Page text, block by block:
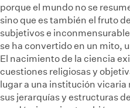
porque el mundo no se
sino que es también el fruto
subjetivos e
se ha convertido en un mito,
El nacimiento de la ciencia
cuestiones religiosas y
lugar a una institución vicaria
sus jerarquías y estructuras